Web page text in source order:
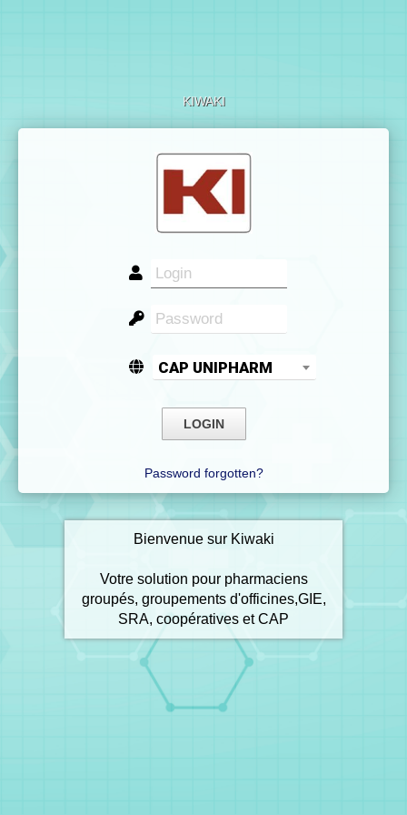
KIWAKI
CAP UNIPHARM
Password forgotten?
Bienvenue sur Kiwaki
Votre solution pour pharmaciens
groupés, groupements d'officines,GIE,
SRA, coopératives et CAP